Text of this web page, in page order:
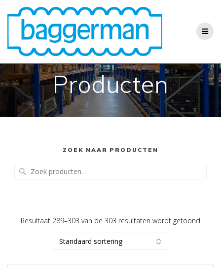
Ga
naar
de
inhoud
Producten
ZOEK NAAR PRODUCTEN
Resultaat 289–303 van de 303 resultaten wordt getoond